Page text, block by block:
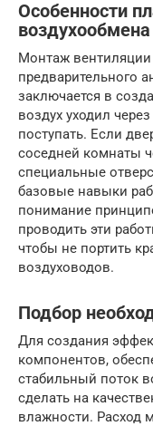
Особенности
воздухообмена
Монтаж
предварительного
заключается в
воздух уходил
поступать. Если
соседней комнаты
специальные
базовые навыки
понимание
проводить эти
чтобы не портить
воздуховодов.
Подбор
Для создания
компонентов,
стабильный поток
сделать на
влажности. Расход